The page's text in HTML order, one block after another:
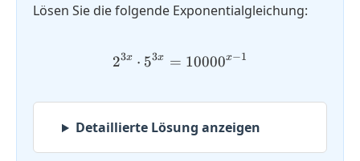
Lösen Sie die folgende Exponentialgleichung:
2^{3x} \cdot 5^{3x} =
23x ⋅ 53x = 10000x−1
Detaillierte Lösung anzeigen